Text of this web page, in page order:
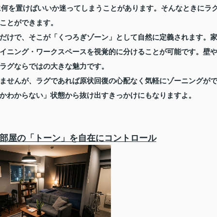
を置けばいいか迷ってしまうことがあります。そんなときにラ
とができます。
けで、そこが「くつろぎゾーン」として自然に定義されます。家
ニング・ワークスペースを視覚的に分けることが可能です。壁や
グならではの大きな魅力です。
せんが、ラグであれば原状回復の心配なく気軽にゾーニングがで
からない」状態から抜け出すきっかけにもなりますよ。
屋の「トーン」を自在にコントロール